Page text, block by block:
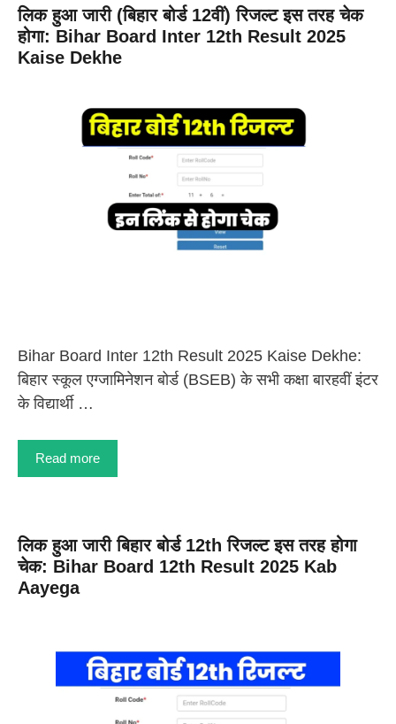
लिक हुआ जारी (बिहार बोर्ड 12वीं) रिजल्ट इस तरह चेक
होगा: Bihar Board Inter 12th Result 2025
Kaise Dekhe
Bihar Board Inter 12th Result 2025 Kaise Dekhe:
बिहार स्कूल एग्जामिनेशन बोर्ड (BSEB) के सभी कक्षा बारहवीं इंटर
के विद्यार्थी …
Read more
लिक हुआ जारी बिहार बोर्ड 12th रिजल्ट इस तरह होगा
चेक: Bihar Board 12th Result 2025 Kab
Aayega